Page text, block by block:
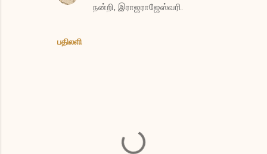
பதிலளி
நன்றி, இராஜராஜேஸ்வரி.